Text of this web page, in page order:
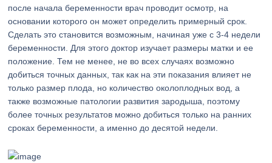
после начала беременности врач проводит осмотр, на
основании которого он может определить примерный срок.
Сделать это становится возможным, начиная уже с 3-4 недели
беременности. Для этого доктор изучает размеры матки и ее
положение. Тем не менее, не во всех случаях возможно
добиться точных данных, так как на эти показания влияет не
только размер плода, но количество околоплодных вод, а
также возможные патологии развития зародыша, поэтому
более точных результатов можно добиться только на ранних
сроках беременности, а именно до десятой недели.